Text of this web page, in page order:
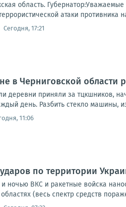
область.
атаки противника
Сегодня, 17:21
в Черниговской области
деревни приняли за тцкшников,
день. Разбить стекло машины,
11:06
по территории
ночью ВКС и ракетные войска
(весь спектр средств